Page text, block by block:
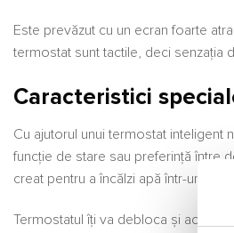
Este prevăzut cu un ecran foarte
termostat sunt tactile, deci senzația
Caracteristici
Cu ajutorul unui termostat inteligent
funcție de stare sau preferință între
creat pentru a încălzi apă într-un
Termostatul îți va debloca și